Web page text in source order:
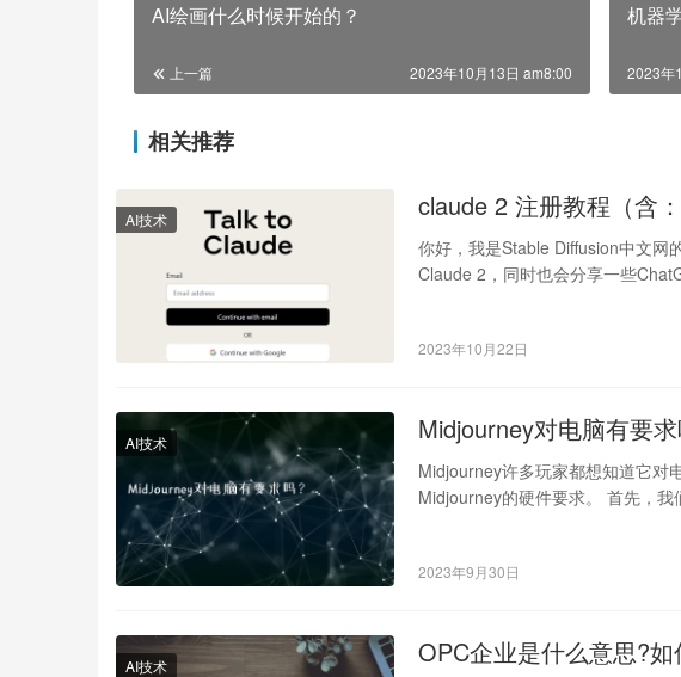
AI绘画什么时候开始的？
上一篇 2023年10月13日 am8:00
机器
2023年
相关推荐
AI技术 claude 2 注册教程（含
你好，我是Stable Diffusion中文网
Claude 2，同时也会分享一些
2023年10月22日
AI技术 Midjourney对电脑有要求
Midjourney许多玩家都想知道它对
Midjourney的硬件要求。 首先，
2023年9月30日
AI技术 OPC企业是什么意思?